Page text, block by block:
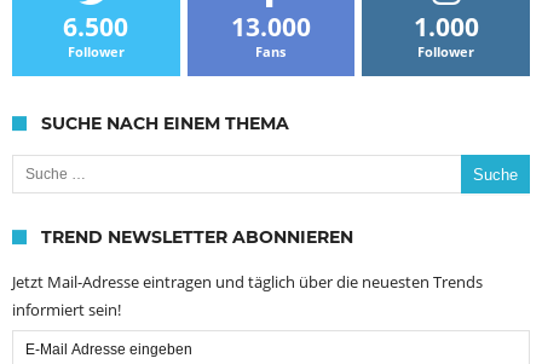
6.500
Follower
13.000
Fans
1.000
Follower
SUCHE NACH EINEM THEMA
Suche nach:
TREND NEWSLETTER ABONNIEREN
Jetzt Mail-Adresse eintragen und täglich über die neuesten Trends
informiert sein!
Email